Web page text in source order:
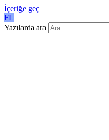
İçeriğe geç
FL
Yazılarda ara